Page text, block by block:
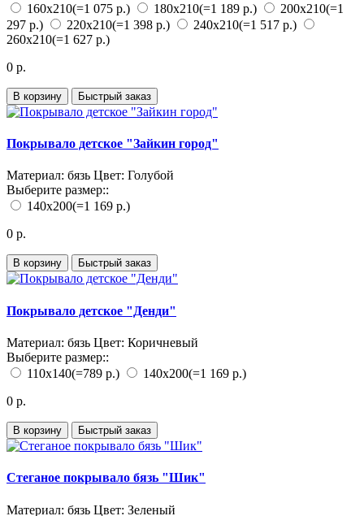
160х210(=1 075 р.) 180х210(=1 189 р.) 200х210(=1
297 р.)
220х210(=1 398 р.) 240х210(=1 517 р.)
260х210(=1 627 р.)
0 р.
В корзину Быстрый заказ
Покрывало детское "Зайкин город"
Материал: бязь Цвет: Голубой
Выберите размер::
140х200(=1 169 р.)
0 р.
В корзину Быстрый заказ
Покрывало детское "Денди"
Материал: бязь Цвет: Коричневый
Выберите размер::
110х140(=789 р.) 140х200(=1 169 р.)
0 р.
В корзину Быстрый заказ
Стеганое покрывало бязь "Шик"
Материал: бязь Цвет: Зеленый